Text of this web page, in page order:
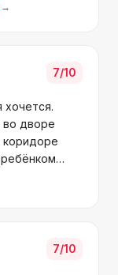
→
7/10
хочется.
во дворе
коридоре
близко.
вернёмся.
7/10